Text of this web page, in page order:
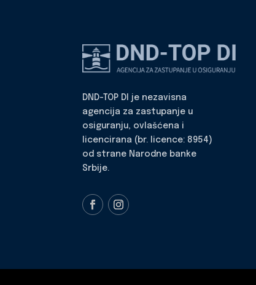
DND-TOP DI je nezavisna
agencija za zastupanje u
osiguranju, ovlašćena i
licencirana (br. licence: 8954)
od strane Narodne banke
Srbije.